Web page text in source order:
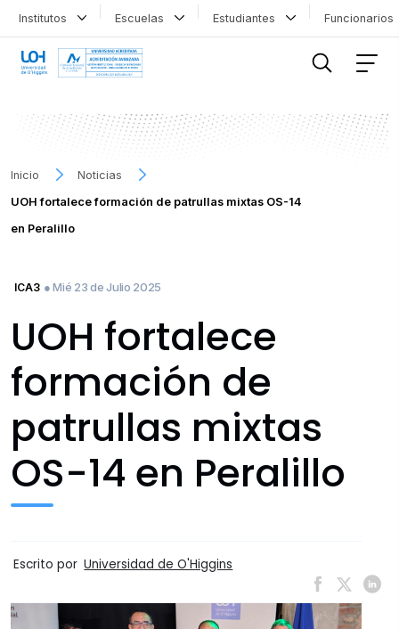
Institutos Escuelas Estudiantes
Inicio
Noticias
UOH fortalece formación de patrullas mixtas OS-14
en Peralillo
ICA3 ● Mié 23 de Julio 2025
UOH fortalece
formación de
patrullas mixtas
OS-14 en Peralillo
Escrito por Universidad de O'Higgins